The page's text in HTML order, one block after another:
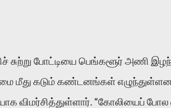
சுற்று போட்டியை பெங்களூர் அணி
மீது கடும் கண்டனங்கள் எழுந்துள்ளன.
விமர்சித்துள்ளார். “கோலியைப்